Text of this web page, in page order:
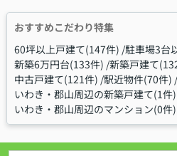
おすすめこだわり特集
60坪以上戸建て(147件) 駐車場3台
新築6万円台(133件) 新築戸建て
中古戸建て(121件) 駅近物件(70件)
いわき・郡山周辺の新築戸建て(1件)
いわき・郡山周辺のマンション(0件)